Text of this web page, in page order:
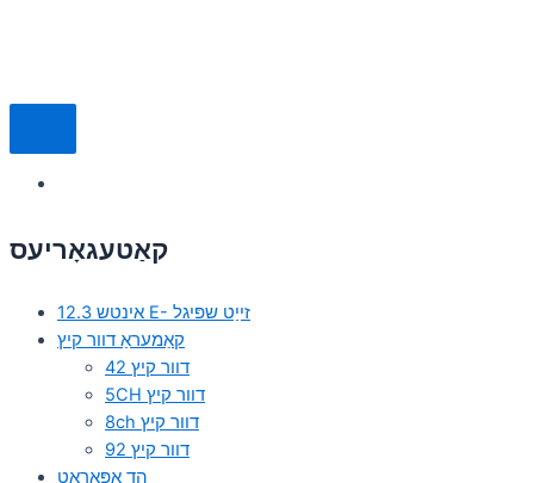
קאַטעגאָריעס
12.3 אינטש E- זייַט שפּיגל
קאַמעראַ דוור קיץ
42 דוור קיץ
5CH דוור קיץ
8ch דוור קיץ
92 דוור קיץ
הד אַפּאַראַט